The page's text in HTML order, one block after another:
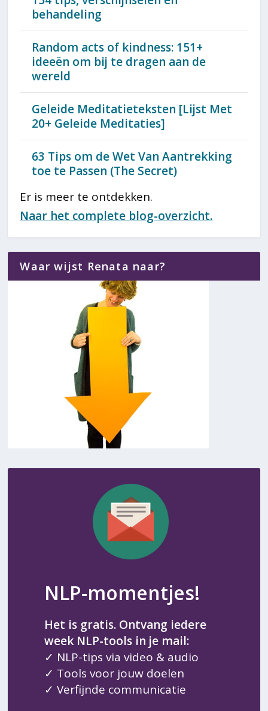
behandeling
Random acts of kindness: 151+
ideeën om bij te dragen aan de
wereld
Geleide Meditatieteksten [Lijst Met
20+ Geleide Meditaties]
63 Tips om de Wet Van Aantrekking
toe te Passen (The Secret)
Er is meer te ontdekken.
Naar het complete blog-overzicht.
Waar wijst Renata naar?
NLP-momentjes!
Het is gratis. Ontvang iedere
week NLP-tools in je mail:
✓ NLP-tips via video & audio
✓ Tools voor jouw doelen
✓ Verfijnde communicatie